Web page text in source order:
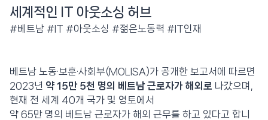
세계적인 IT 아웃소싱 허브
#베트남 #IT #아웃소싱 #젊은노동력 #IT인재
베트남 노동·보훈·사회부(MOLISA)가 공개한 보고서에 따르면
2023년 약 15만 5천 명의 베트남 근로자가 해외로 나갔으며,
현재 전 세계 40개 국가 및 영토에서
약 65만 명의 베트남 근로자가 해외 근무를 하고 있다고 합니